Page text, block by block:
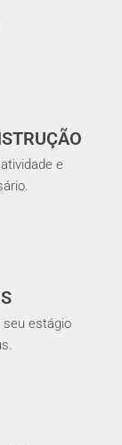
e
estágio